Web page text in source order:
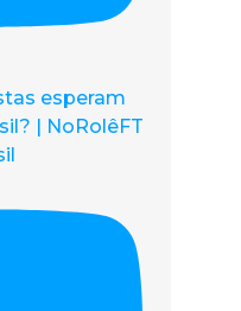
esperam
| NoRolêFT